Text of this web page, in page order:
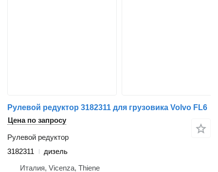
Рулевой редуктор 3182311 для грузовика Volvo FL6
Цена по запросу
Рулевой редуктор
3182311
дизель
Италия, Vicenza, Thiene